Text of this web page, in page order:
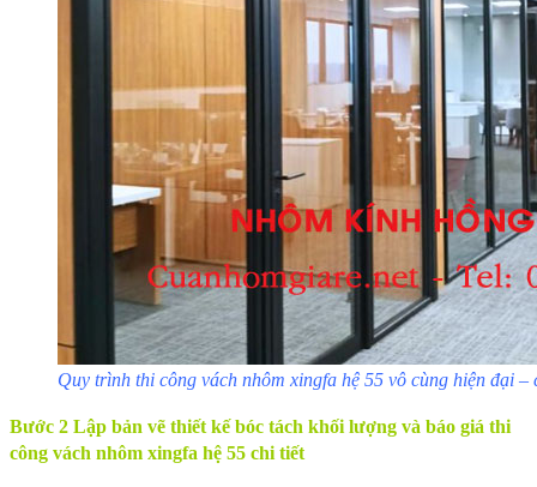
Quy trình thi công vách nhôm xingfa hệ 55 vô cùng hiện đại
Bước 2 Lập bản vẽ thiết kế bóc tách khối lượng và báo giá thi
công vách nhôm xingfa hệ 55 chi tiết